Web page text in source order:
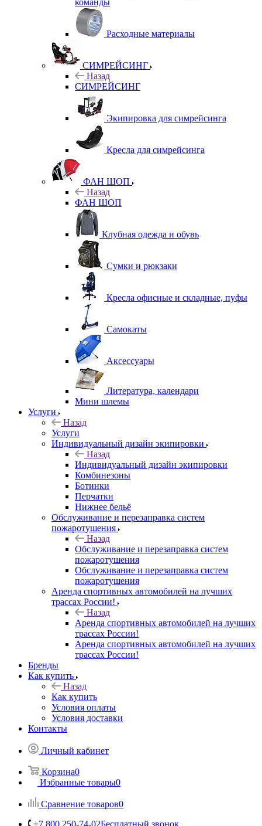
команды
Расходные материалы
СИМРЕЙСИНГ
Назад
СИМРЕЙСИНГ
Экипировка для симрейсинга
Кресла для симрейсинга
ФАН ШОП
Назад
ФАН ШОП
Клубная одежда и обувь
Сумки и рюкзаки
Кресла офисные и складные, пуфы
Самокаты
Аксессуары
Литература, календари
Мини шлемы
Услуги
Назад
Услуги
Индивидуальный дизайн экипировки
Назад
Индивидуальный дизайн экипировки
Комбинезоны
Ботинки
Перчатки
Нижнее бельё
Обслуживание и перезаправка систем
пожаротушения
Назад
Обслуживание и перезаправка систем
пожаротушения
Обслуживание и перезаправка систем
пожаротушения
Аренда спортивных автомобилей на лучших
трассах России!
Назад
Аренда спортивных автомобилей на лучших
трассах России!
Аренда спортивных автомобилей на лучших
трассах России!
Бренды
Как купить
Назад
Как купить
Условия оплаты
Условия доставки
Контакты
Личный кабинет
Корзина0
Избранные товары0
Сравнение товаров0
+7 800 250-74-02Бесплатный звонок